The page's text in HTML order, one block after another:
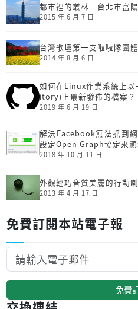
都市裡的叢林－台北市富
2015 年 6 月 7 日
台灣歌壇第一支啦啦隊團
2014 年 8 月 6 日
如何在Linux作業系統上
itory)上最新發佈的檔案？
2019 年 6 月 19 日
解決Facebook無法抓到
設定Open Graph協定來顯
2018 年 10 月 11 日
外觀輕巧音質美麗的行動
2013 年 4 月 17 日
免費訂閱本站電子報
免費